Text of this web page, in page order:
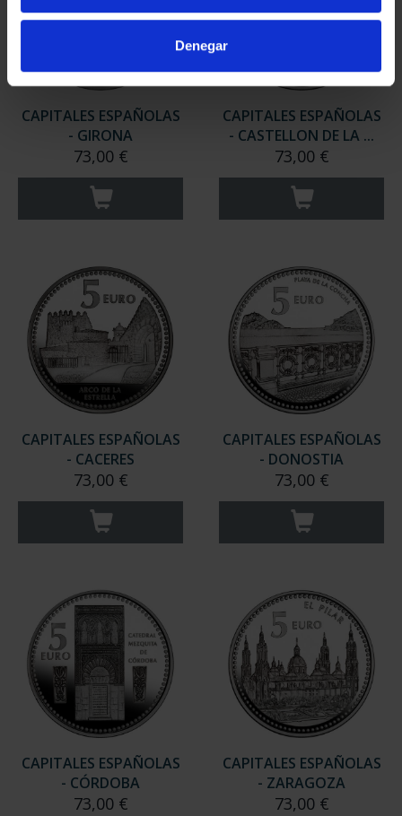
Denegar
CAPITALES ESPAÑOLAS
- GIRONA
73,00 €
CAPITALES ESPAÑOLAS
- CASTELLON DE LA ...
73,00 €
CAPITALES ESPAÑOLAS
- CACERES
73,00 €
CAPITALES ESPAÑOLAS
- DONOSTIA
73,00 €
CAPITALES ESPAÑOLAS
- CÓRDOBA
73,00 €
CAPITALES ESPAÑOLAS
- ZARAGOZA
73,00 €